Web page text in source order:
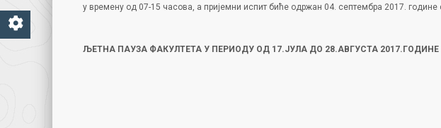
у времену од 07-15 часова, а пријемни испит биће одржан 04. септембра 2017. године
ЉЕТНА ПАУЗА ФАКУЛТЕТА У ПЕРИОДУ ОД 17.ЈУЛА ДО 28.АВГУСТА 2017.ГОДИНЕ